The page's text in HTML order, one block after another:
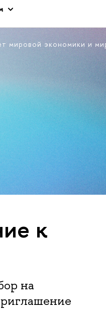
мировой экономики и
к
на